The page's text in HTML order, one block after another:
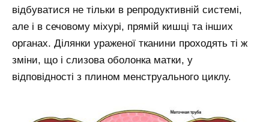
відбуватися не тільки в репродуктивній системі,
але і в сечовому міхурі, прямій кишці та інших
органах. Ділянки ураженої тканини проходять ті ж
зміни, що і слизова оболонка матки, у
відповідності з плином менструального циклу.